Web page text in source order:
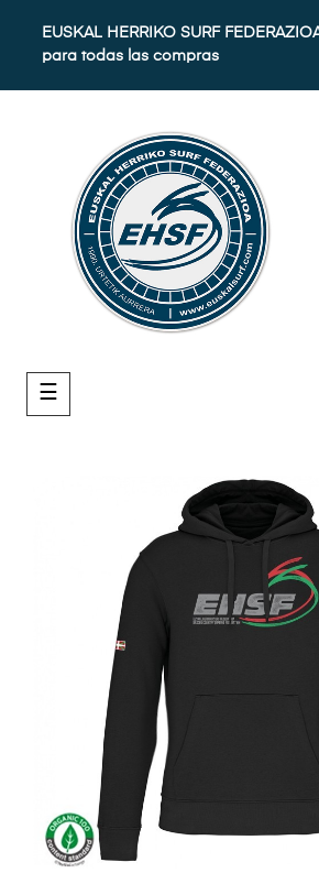
EUSKAL HERRIKO SURF
para todas las compras
Navegación
de
☰